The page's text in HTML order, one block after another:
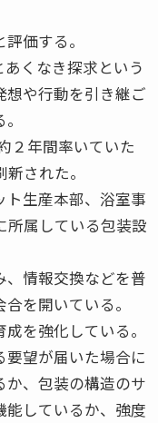
価する。
くなき探求という
想や行動を引き継ご
年間率いていた
された。
ト生産本部、浴室事
所属している包装設
情報交換などを普
を開いている。
を強化している。
望が届いた場合に
か、包装の構造のサ
能しているか、強度